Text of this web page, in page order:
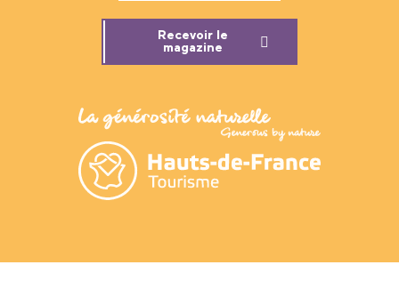
Recevoir le
magazine